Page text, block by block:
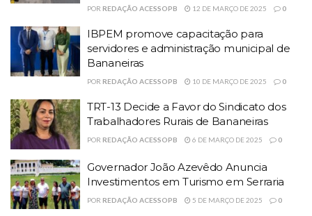
POR REDAÇÃO ACESSOPB 12 DE MARÇO DE 2025 0
IBPEM promove capacitação para
servidores e administração municipal de
Bananeiras
POR REDAÇÃO ACESSOPB 10 DE MARÇO DE 2025 0
TRT-13 Decide a Favor do Sindicato dos
Trabalhadores Rurais de Bananeiras
POR REDAÇÃO ACESSOPB 6 DE MARÇO DE 2025 0
Governador João Azevêdo Anuncia
Investimentos em Turismo em Serraria
POR REDAÇÃO ACESSOPB 5 DE MARÇO DE 2025 0